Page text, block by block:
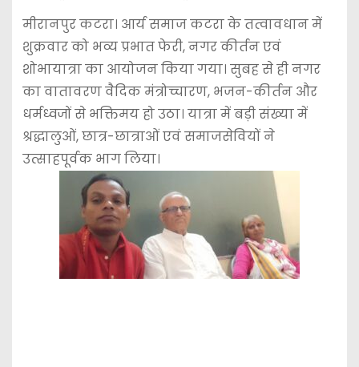
मीरानपुर कटरा। आर्य समाज कटरा के तत्वावधान में
शुक्रवार को भव्य प्रभात फेरी, नगर कीर्तन एवं
शोभायात्रा का आयोजन किया गया। सुबह से ही नगर
का वातावरण वैदिक मंत्रोच्चारण, भजन-कीर्तन और
धर्मध्वजों से भक्तिमय हो उठा। यात्रा में बड़ी संख्या में
श्रद्धालुओं, छात्र-छात्राओं एवं समाजसेवियों ने
उत्साहपूर्वक भाग लिया।